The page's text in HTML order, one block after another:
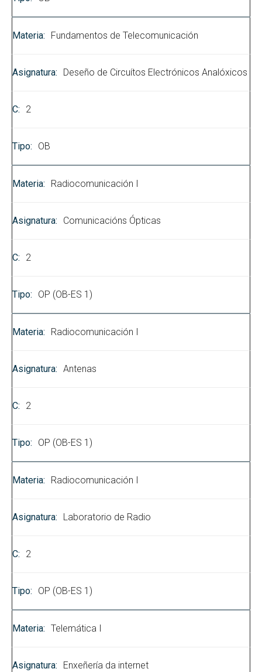
Fundamentos de Telecomunicación
Deseño de Circuítos Electrónicos Analóxicos
2
OB
Radiocomunicación I
Comunicacións Ópticas
2
OP (OB-ES 1)
Radiocomunicación I
Antenas
2
OP (OB-ES 1)
Radiocomunicación I
Laboratorio de Radio
2
OP (OB-ES 1)
Telemática I
Enxeñería da internet